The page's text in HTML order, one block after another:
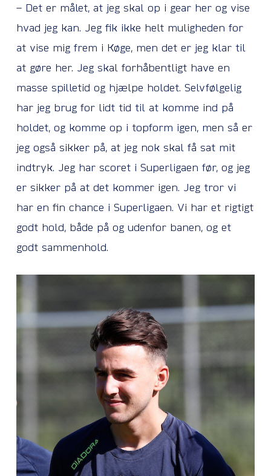
– Det er målet, at jeg skal op i gear her og vise
hvad jeg kan. Jeg fik ikke helt muligheden for
at vise mig frem i Køge, men det er jeg klar til
at gøre her. Jeg skal forhåbentligt have en
masse spilletid og hjælpe holdet. Selvfølgelig
har jeg brug for lidt tid til at komme ind på
holdet, og komme op i topform igen, men så er
jeg også sikker på, at jeg nok skal få sat mit
indtryk. Jeg har scoret i Superligaen før, og jeg
er sikker på at det kommer igen. Jeg tror vi
har en fin chance i Superligaen. Vi har et rigtigt
godt hold, både på og udenfor banen, og et
godt sammenhold.